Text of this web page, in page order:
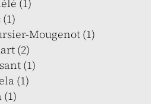
(1)
Mougenot (1)
(2)
(1)
(1)
(1)